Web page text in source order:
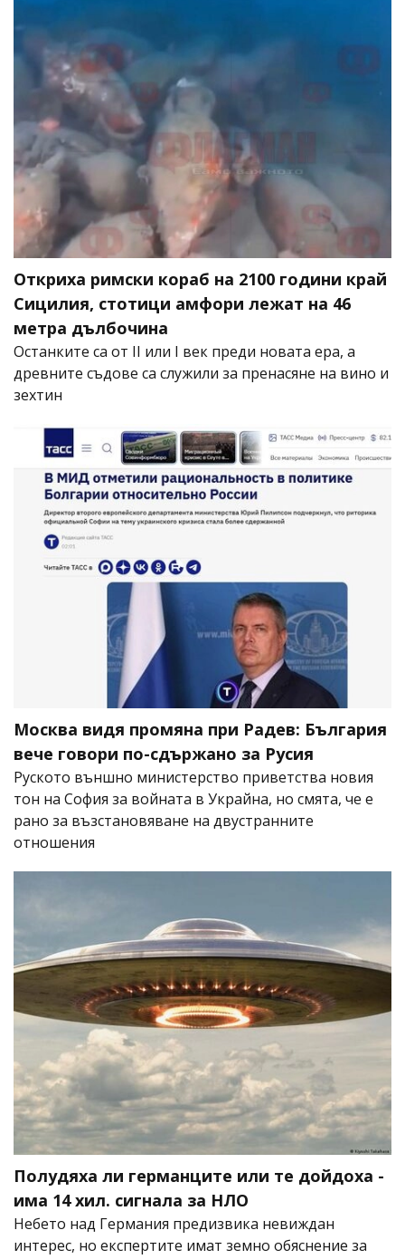
Откриха римски кораб на 2100 години край
Сицилия, стотици амфори лежат на 46
метра дълбочина
Останките са от II или I век преди новата ера, а
древните съдове са служили за пренасяне на вино и
зехтин
Москва видя промяна при Радев: България
вече говори по-сдържано за Русия
Руското външно министерство приветства новия
тон на София за войната в Украйна, но смята, че е
рано за възстановяване на двустранните
отношения
Полудяха ли германците или те дойдоха -
има 14 хил. сигнала за НЛО
Небето над Германия предизвика невиждан
интерес, но експертите имат земно обяснение за